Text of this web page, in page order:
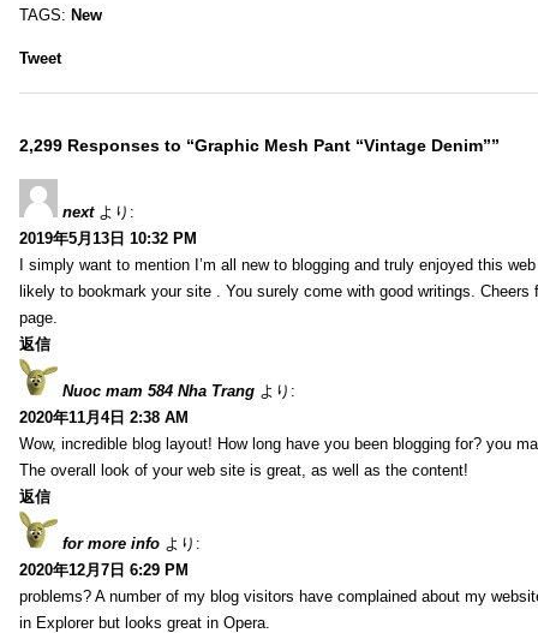
TAGS: New
Tweet
2,299 Responses to “Graphic Mesh Pant “Vintage Denim””
next より:
2019年5月13日 10:32 PM
I simply want to mention I’m all new to blogging and truly enjoyed this
likely to bookmark your site . You surely come with good writings. Cheers
page.
返信
Nuoc mam 584 Nha Trang より:
2020年11月4日 2:38 AM
Wow, incredible blog layout! How long have you been blogging for? you
The overall look of your web site is great, as well as the content!
返信
for more info より:
2020年12月7日 6:29 PM
problems? A number of my blog visitors have complained about my
in Explorer but looks great in Opera.